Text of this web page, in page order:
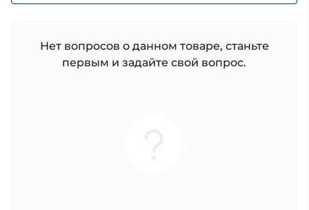
Нет вопросов о данном товаре, станьте
первым и задайте свой вопрос.